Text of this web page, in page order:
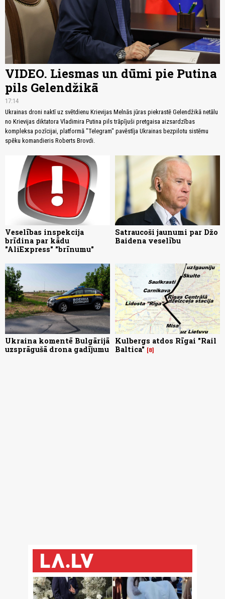
VIDEO. Liesmas un dūmi pie Putina
pils Gelendžikā
17:14
Ukrainas droni naktī uz svētdienu Krievijas Melnās jūras piekrastē Gelendžikā netālu
no Krievijas diktatora Vladimira Putina pils trāpījuši pretgaisa aizsardzības
kompleksa pozīcijai, platformā "Telegram" pavēstīja Ukrainas bezpilotu sistēmu
spēku komandieris Roberts Brovdi.
Veselības inspekcija
brīdina par kādu
"AliExpress" "brīnumu"
Satraucoši jaunumi par Džo
Baidena veselību
Ukraina komentē Bulgārijā
uzsprāgušā drona gadījumu
Kulbergs atdos Rīgai "Rail
Baltica"
8